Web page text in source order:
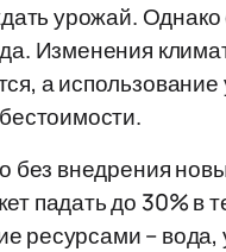
урожай.
Изменения
а
без внедрения
падать до 30% в
ресурсами – вода,